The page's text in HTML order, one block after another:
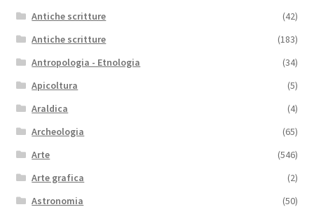
Antiche scritture
(42)
Antiche scritture
(183)
Antropologia - Etnologia
(34)
Apicoltura
(5)
Araldica
(4)
Archeologia
(65)
Arte
(546)
Arte grafica
(2)
Astronomia
(50)